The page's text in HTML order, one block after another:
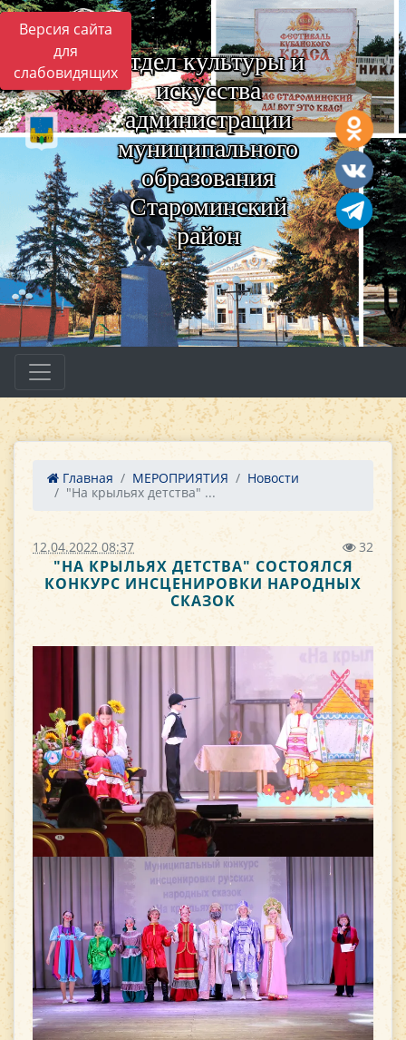
Версия сайта
для
слабовидящих Отдел культуры и
искусства
администрации
муниципального
образования
Староминский
район
Главная МЕРОПРИЯТИЯ
Новости
"На крыльях детства" ...
12.04.2022 08:37 32
"НА КРЫЛЬЯХ ДЕТСТВА" СОСТОЯЛСЯ
КОНКУРС ИНСЦЕНИРОВКИ НАРОДНЫХ
СКАЗОК